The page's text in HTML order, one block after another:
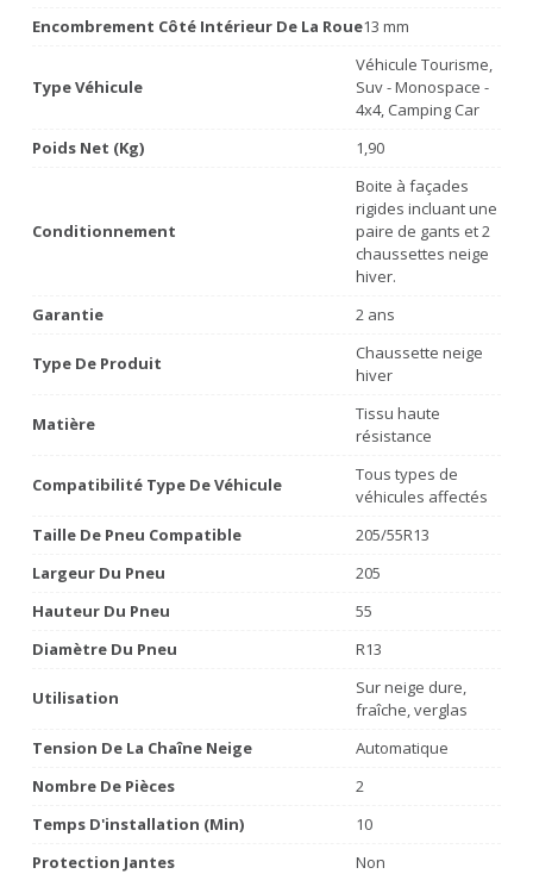
Encombrement Côté Intérieur De La Roue13 mm
Type Véhicule
Véhicule Tourisme,
Suv - Monospace -
4x4, Camping Car
Poids Net (Kg)
1,90
Conditionnement
Boite à façades
rigides incluant une
paire de gants et 2
chaussettes neige
hiver.
Garantie
2 ans
Type De Produit
Chaussette neige
hiver
Matière
Tissu haute
résistance
Compatibilité Type De Véhicule
Tous types de
véhicules affectés
Taille De Pneu Compatible
205/55R13
Largeur Du Pneu
205
Hauteur Du Pneu
55
Diamètre Du Pneu
R13
Utilisation
Sur neige dure,
fraîche, verglas
Tension De La Chaîne Neige
Automatique
Nombre De Pièces
2
Temps D'installation (min)
10
Protection Jantes
Non